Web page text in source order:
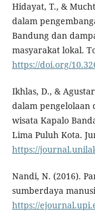
Hidayat, T., &
dalam
Bandung dan
masyarakat lokal.
https://doi.org/
Ikhlas, D., &
dalam pengelolaan
wisata Kapalo
Lima Puluh Kota.
https://
Nandi, N. (2016).
sumberdaya
https://